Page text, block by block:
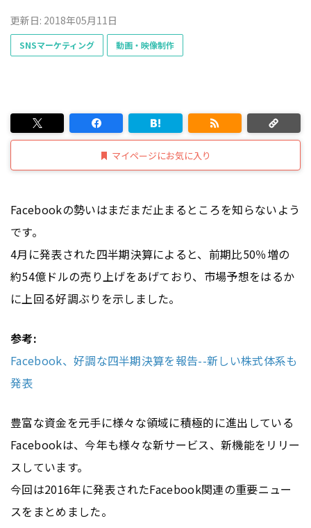
更新日: 2018年05月11日
SNSマーケティング 動画・映像制作
マイページにお気に入り
Facebookの勢いはまだまだ止まるところを知らないよう
です。
4月に発表された四半期決算によると、前期比50％増の
約54億ドルの売り上げをあげており、市場予想をはるか
に上回る好調ぶりを示しました。
参考:
Facebook、好調な四半期決算を報告--新しい株式体系も
発表
豊富な資金を元手に様々な領域に積極的に進出している
Facebookは、今年も様々な新サービス、新機能をリリー
スしています。
今回は2016年に発表されたFacebook関連の重要ニュー
スをまとめました。